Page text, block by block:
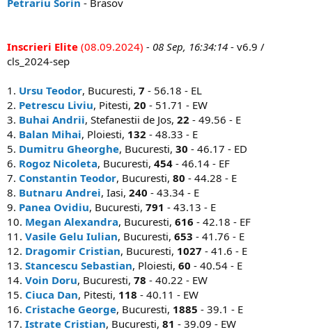
Inscrieri Elite (08.09.2024) - 08 Sep, 16:34:14 - v6.9 /
cls_2024-sep
1. Ursu Teodor, Bucuresti, 7 - 56.18 - EL
2. Petrescu Liviu, Pitesti, 20 - 51.71 - EW
3. Buhai Andrii, Stefanestii de Jos, 22 - 49.56 - E
4. Balan Mihai, Ploiesti, 132 - 48.33 - E
5. Dumitru Gheorghe, Bucuresti, 30 - 46.17 - ED
6. Rogoz Nicoleta, Bucuresti, 454 - 46.14 - EF
7. Constantin Teodor, Bucuresti, 80 - 44.28 - E
8. Butnaru Andrei, Iasi, 240 - 43.34 - E
9. Panea Ovidiu, Bucuresti, 791 - 43.13 - E
10. Megan Alexandra, Bucuresti, 616 - 42.18 - EF
11. Vasile Gelu Iulian, Bucuresti, 653 - 41.76 - E
12. Dragomir Cristian, Bucuresti, 1027 - 41.6 - E
13. Stancescu Sebastian, Ploiesti, 60 - 40.54 - E
14. Voin Doru, Bucuresti, 78 - 40.22 - EW
15. Ciuca Dan, Pitesti, 118 - 40.11 - EW
16. Cristache George, Bucuresti, 1885 - 39.1 - E
17. Istrate Cristian, Bucuresti, 81 - 39.09 - EW